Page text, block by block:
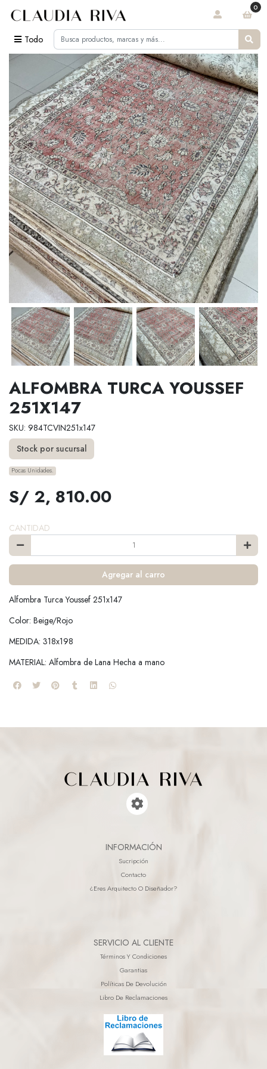
Todo
0
ALFOMBRA TURCA YOUSSEF
251X147
SKU: 984TCVIN251x147
Stock por sucursal
Pocas Unidades.
S/ 2, 810.00
CANTIDAD
Agregar al carro
Alfombra Turca Youssef 251x147
Color: Beige/Rojo
MEDIDA: 318x198
MATERIAL: Alfombra de Lana Hecha a mano
INFORMACIÓN
Sucripción
Contacto
¿eres Arquitecto O Diseñador?
SERVICIO AL CLIENTE
Términos Y Condiciones
Garantias
Políticas De Devolución
Libro De Reclamaciones